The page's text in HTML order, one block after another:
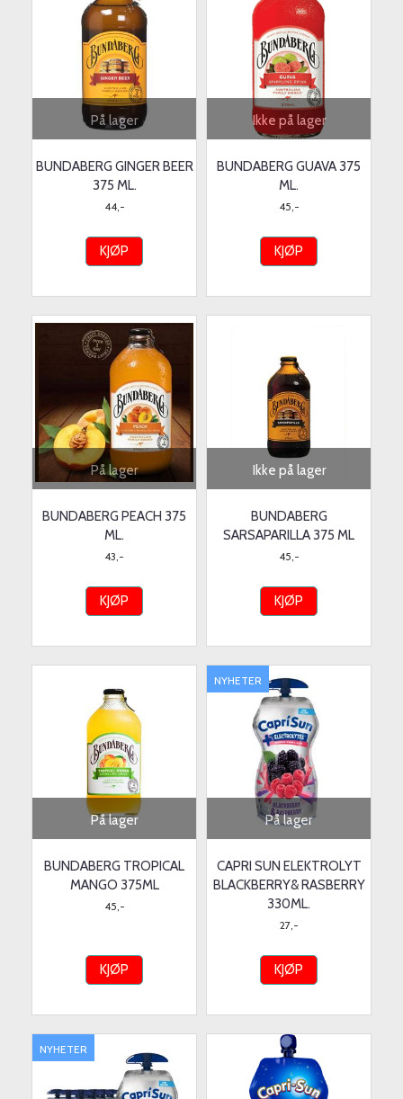
På lager
BUNDABERG GINGER BEER
375 ML.
44,-
KJØP
Ikke på lager
BUNDABERG GUAVA 375
ML.
45,-
KJØP
På lager
BUNDABERG PEACH 375
ML.
43,-
KJØP
Ikke på lager
BUNDABERG
SARSAPARILLA 375 ML
45,-
KJØP
På lager
BUNDABERG TROPICAL
MANGO 375ML
45,-
KJØP
På lager
NYHETER
CAPRI SUN ELEKTROLYT
BLACKBERRY& RASBERRY
330ML.
27,-
KJØP
NYHETER